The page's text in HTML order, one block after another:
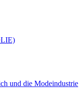
und die Modeindustrie